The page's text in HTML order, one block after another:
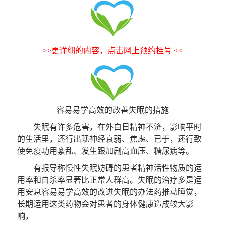
>>更详细的内容，点击网上预约挂号 <<
容易易学高效的改善失眠的措施
失眠有许多危害，在外白日精神不济，影响平时
的生活里，还行出现神经衰弱、焦虑、已于，还行致
使免疫功用紊乱、发生跟加剧高血压、糖尿病等。
有报导称慢性失眠妨碍的患者精神活性物质的运
用率和自杀率显著比正常人群高。失眠的治疗多是运
用安息容易易学高效的改进失眠的办法药推动睡觉，
长期运用这类药物会对患者的身体健康造成较大影
响，